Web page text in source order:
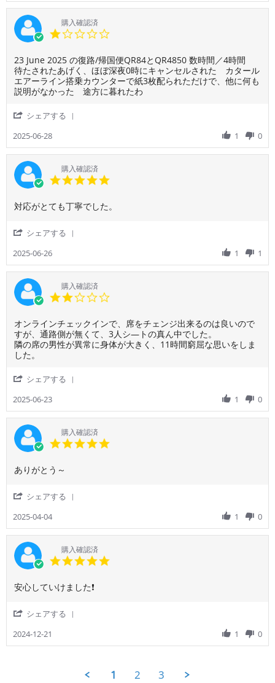
で
し
た。
カ
ー
ル
航
空
以
前
利
し
た
こ
と
が
と
て
も
か
っ
た
で
対
応
を
し
頂
き
ま
し
ド
ー
ハ
ら
羽
田
空
迄
フ
ラ
ト
中
は、
男
性
タ
ッ
フ
が
わ
ざ
わ
Mr.
Kimur
Aug
2025
空
い
て
な
エ
コ
ノ
ミ
な
の
で
ょ
う
が
な
こ
で
す
通
る
人、
通
る
腕
や
服
に
当
た
っ
全
く
寝
れ
ま
ん
で
た。
も
成
→
ド
ー
ハ
間
Wi
ご
利
用
者
on
9
Aug
2025
購入確認済
Review
by
ご
利
者
様
on
Jun
2025
review
stating
最
低
タ
ー
ル
空
23 June 2025 の復路/帰国便QR84とQR4850 数時間／4時間
待たされたあげく、ほぼ深夜0時にキャンセルされた カタール
エアーライン搭乗カウンターで紙3枚配られただけで、他に何も
説明がなかった 途方に暮れたわ
シェアする
by
ご
利
用
者
on
2025-06-28 1 0
購入確認済
Review
ご
利
者
様
on
26
Jun
review
QR
の
空
券。
対応がとても丁寧でした。
シェアする
by
ご
利
用
者
on
26
Jun
2025-06-26 1 1
購入確認済
rating
Review
by
ご
利
者
様
on
Jun
2025
review
stating
オ
ン
イ
ン
チ
ッ
ク
イ
ン
席
チ
ェ
ジ
出
来
る
の
良
い
で
が、
通
オンラインチェックインで、席をチェンジ出来るのは良いので
すが、通路側が無くて、3人シ―トの真ん中でした。
隣の席の男性が異常に身体が大きく、11時間窮屈な思いをしま
した。
シェアする
by
ご
利
用
者
2025-06-23 1 0
購入確認済
Review
ご
利
者
様
on
4
Apr
review
よ
か
た
で
す
ありがとう～
シェアする
by
ご
利
用
者
on
2025-04-04 1 0
購入確認済
Review
ご
利
者
様
review
安
心
て
い
安心していけました❗
シェアする
by
用
2024-12-21 1 0
1 2 3